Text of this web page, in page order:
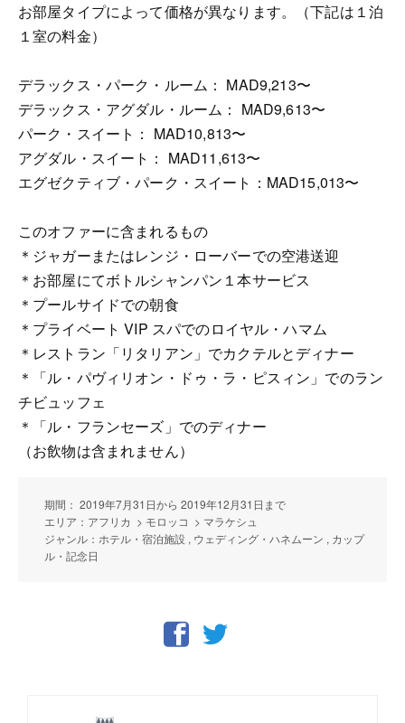
お部屋タイプによって価格が異なります。（下記は１泊
１室の料金）
デラックス・パーク・ルーム： MAD9,213〜
デラックス・アグダル・ルーム： MAD9,613〜
パーク・スイート： MAD10,813〜
アグダル・スイート： MAD11,613〜
エグゼクティブ・パーク・スイート：MAD15,013〜
このオファーに含まれるもの
＊ジャガーまたはレンジ・ローバーでの空港送迎
＊お部屋にてボトルシャンパン１本サービス
＊プールサイドでの朝食
＊プライベート VIP スパでのロイヤル・ハマム
＊レストラン「リタリアン」でカクテルとディナー
＊「ル・パヴィリオン・ドゥ・ラ・ピスィン」でのラン
チビュッフェ
＊「ル・フランセーズ」でのディナー
（お飲物は含まれません）
期間： 2019年7月31日から 2019年12月31日まで
エリア：アフリカ > モロッコ > マラケシュ
ジャンル：ホテル・宿泊施設 , ウェディング・ハネムーン , カップ
ル・記念日